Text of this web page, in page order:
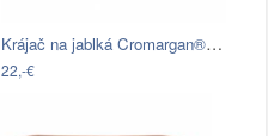
Krájač na jablká Cromargan® WMF Gourmet…
22,-€